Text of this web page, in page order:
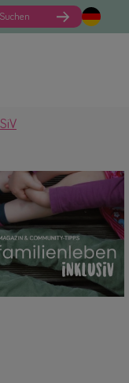
Suchen